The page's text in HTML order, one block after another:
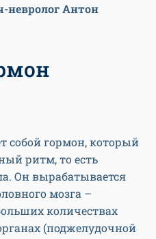
невролог Антон
собой гормон, который
ритм, то есть
Он вырабатывается
мозга –
количествах
(поджелудочной